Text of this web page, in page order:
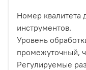
Номер квалитета
инструментов.
Уровень
промежуточный,
Регулируемые